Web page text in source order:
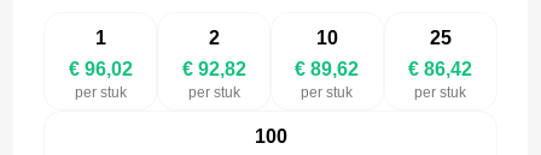
1
€ 96,02
per stuk
2
€ 92,82
per stuk
10
€ 89,62
per stuk
25
€ 86,42
per stuk
100